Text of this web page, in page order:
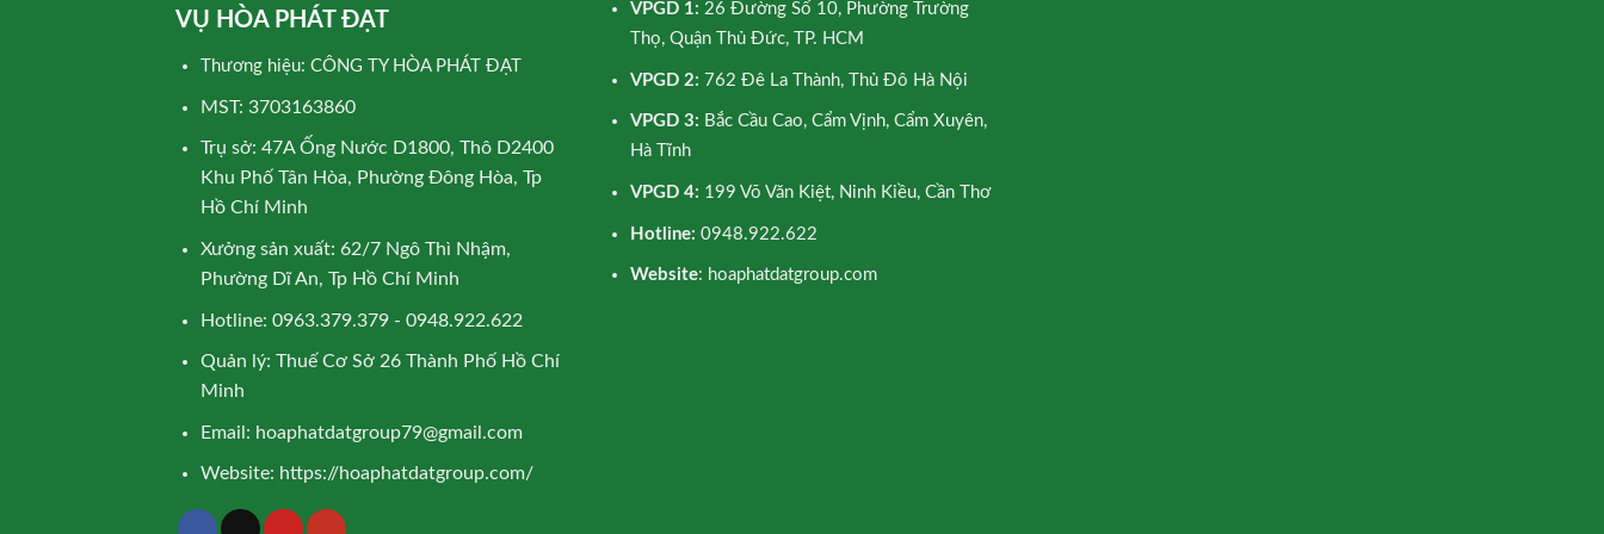
VỤ HÒA PHÁT ĐẠT
Thương hiệu: CÔNG TY HÒA PHÁT ĐẠT
MST: 3703163860
Trụ sở: 47A Ống Nước D1800, Thô D2400
Khu Phố Tân Hòa, Phường Đông Hòa, Tp
Hồ Chí Minh
Xưởng sản xuất: 62/7 Ngô Thì Nhậm,
Phường Dĩ An, Tp Hồ Chí Minh
Hotline: 0963.379.379 - 0948.922.622
Quản lý: Thuế Cơ Sở 26 Thành Phố Hồ Chí
Minh
Email: hoaphatdatgroup79@gmail.com
Website: https://hoaphatdatgroup.com/
VPGD 1: 26 Đường Số 10, Phường Trường
Thọ, Quận Thủ Đức, TP. HCM
VPGD 2: 762 Đê La Thành, Thủ Đô Hà Nội
VPGD 3: Bắc Cầu Cao, Cẩm Vịnh, Cẩm Xuyên,
Hà Tĩnh
VPGD 4: 199 Võ Văn Kiệt, Ninh Kiều, Cần Thơ
Hotline: 0948.922.622
Website: hoaphatdatgroup.com